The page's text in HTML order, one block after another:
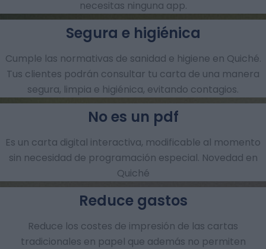
necesitas ninguna app.
Cumple las normativas de sanidad e higiene en Quiché.
Tus clientes podrán consultar tu carta de una manera
segura, limpia e higiénica, evitando contagios.
Segura e higiénica
Es un carta digital interactiva, modificable al momento
sin necesidad de programación especial. Novedad en
Quiché
No es un pdf
Reduce los costes de impresión de las cartas
tradicionales en papel que además no permiten
Reduce gastos